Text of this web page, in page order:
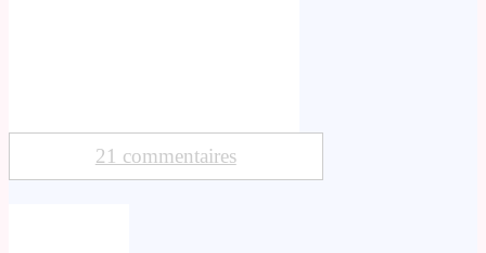
21 commentaires